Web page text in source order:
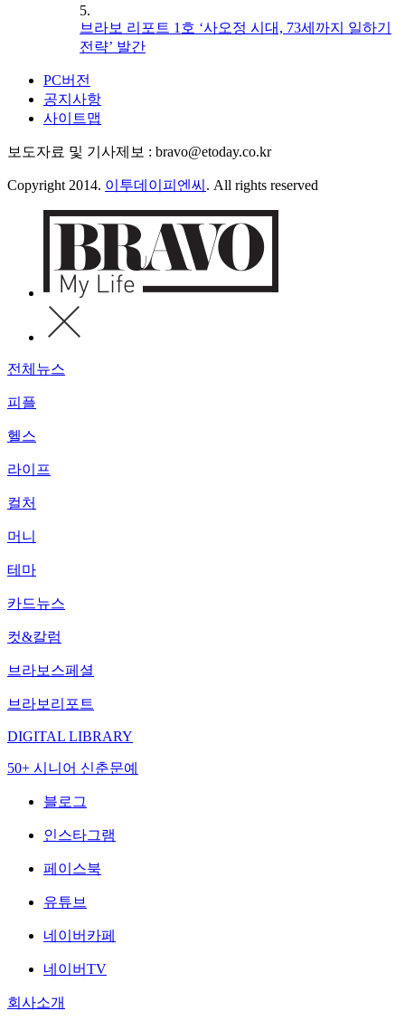
5.
브라보 리포트 1호 ‘사오정 시대, 73세까지 일하기
전략’ 발간
PC버전
공지사항
사이트맵
보도자료 및 기사제보 : bravo@etoday.co.kr
Copyright 2014. 이투데이피엔씨 . All rights reserved
전체뉴스
피플
헬스
라이프
컬처
머니
테마
카드뉴스
컷&칼럼
브라보스페셜
브라보리포트
DIGITAL LIBRARY
50+ 시니어 신춘문예
블로그
인스타그램
페이스북
유튜브
네이버카페
네이버TV
회사소개